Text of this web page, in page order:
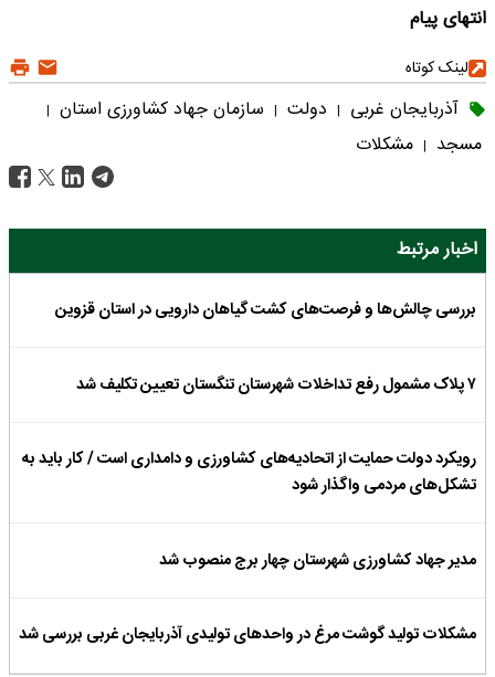
انتهای پیام
لینک کوتاه
آذربایجان غربی | دولت | سازمان جهاد کشاورزی استان |
مسجد | مشکلات
اخبار مرتبط
بررسی چالش‌ها و فرصت‌های کشت گیاهان دارویی در استان قزوین
۷ پلاک مشمول رفع تداخلات شهرستان تنگستان تعیین تکلیف شد
رویکرد دولت حمایت از اتحادیه‌های کشاورزی و دامداری است / کار باید به
تشکل‌های ‌مردمی واگذار شود
مدیر جهاد کشاورزی شهرستان چهار برج منصوب شد
مشکلات تولید گوشت مرغ در واحدهای تولیدی آذربایجان غربی بررسی شد